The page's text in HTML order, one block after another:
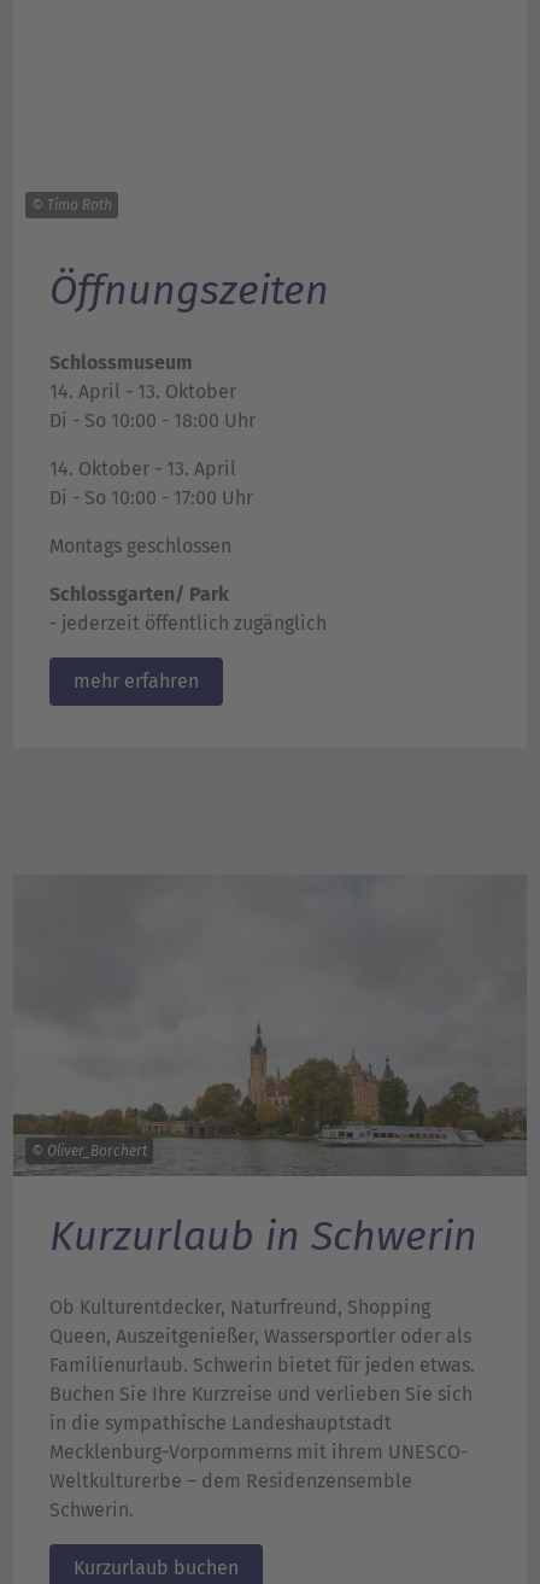
© Timo Roth
Öffnungszeiten
Schlossmuseum
14. April - 13. Oktober
Di - So 10:00 - 18:00 Uhr
14. Oktober - 13. April
Di - So 10:00 - 17:00 Uhr
Montags geschlossen
Schlossgarten/ Park
- jederzeit öffentlich zugänglich
mehr erfahren
© Oliver_Borchert
Kurzurlaub in Schwerin
Ob Kulturentdecker, Naturfreund, Shopping
Queen, Auszeitgenießer, Wassersportler oder als
Familienurlaub. Schwerin bietet für jeden etwas.
Buchen Sie Ihre Kurzreise und verlieben Sie sich
in die sympathische Landeshauptstadt
Mecklenburg-Vorpommerns mit ihrem UNESCO-
Weltkulturerbe – dem Residenzensemble
Schwerin.
Kurzurlaub buchen